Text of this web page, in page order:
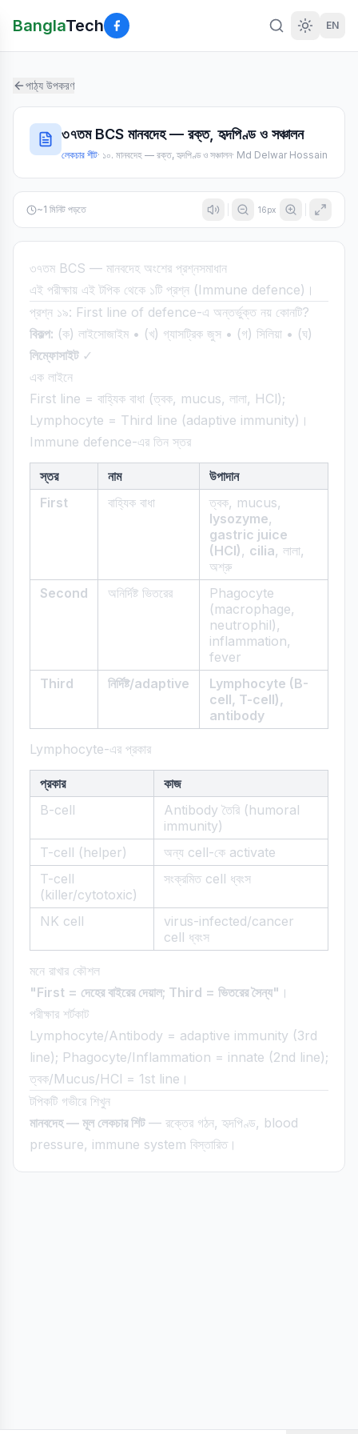
BanglaTech EN
পাঠ্য উপকরণ
৩৭তম BCS মানবদেহ — রক্ত, হৃদপিণ্ড ও সঞ্চালন
লেকচার শীট· ১০. মানবদেহ — রক্ত, হৃদপিণ্ড ও সঞ্চালন· Md Delwar Hossain
~1 মিনিট পড়তে 16px
৩৭তম BCS — মানবদেহ অংশের প্রশ্নসমাধান
এই পরীক্ষায় এই টপিক থেকে ১টি প্রশ্ন (Immune defence)।
প্রশ্ন ১৯: First line of defence-এ অন্তর্ভুক্ত নয় কোনটি?
বিকল্প: (ক) লাইসোজাইম • (খ) গ্যাসট্রিক জুস • (গ) সিলিয়া • (ঘ)
লিম্ফোসাইট✓
এক লাইনে
First line = বাহ্যিক বাধা (ত্বক, mucus, লালা, HCl);
Lymphocyte = Third line (adaptive immunity)।
Immune defence-এর তিন স্তর
স্তর নাম
উপাদান
First
বাহ্যিক বাধা
ত্বক, mucus,
lysozyme,
gastric juice
(HCl), cilia, লালা,
অশ্রু
Second
অনির্দিষ্ট ভিতরের
Phagocyte
(macrophage,
neutrophil),
inflammation,
fever
Third
নির্দিষ্ট/adaptive
Lymphocyte (B-
cell, T-cell),
antibody
Lymphocyte-এর প্রকার
প্রকার
কাজ
B-cell
Antibody তৈরি (humoral
immunity)
T-cell (helper)
অন্য cell-কে activate
T-cell
(killer/cytotoxic)
সংক্রমিত cell ধ্বংস
NK cell
virus-infected/cancer
cell ধ্বংস
মনে রাখার কৌশল
"First = দেহের বাইরের দেয়াল; Third = ভিতরের সৈন্য" ।
পরীক্ষার শর্টকাট
Lymphocyte/Antibody = adaptive immunity (3rd
line); Phagocyte/Inflammation = innate (2nd line);
ত্বক/Mucus/HCl = 1st line।
টপিকটি গভীরে শিখুন
মানবদেহ — মূল লেকচার শিট— রক্তের গঠন, হৃদপিণ্ড, blood
pressure, immune system বিস্তারিত।